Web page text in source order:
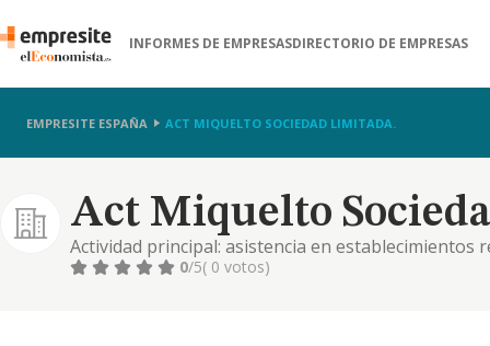
INFORMES DE EMPRESASDIRECTORIO DE EMPRESAS
EMPRESITE ESPAÑA ACT MIQUELTO SOCIEDAD LIMITADA.
Act Miquelto
Actividad principal: asistencia en establecimientos
intelectual, enfermedad mental y
0/5( 0 votos)